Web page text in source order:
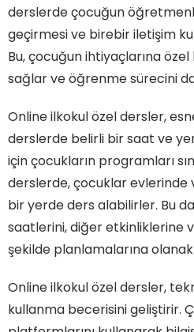
derslerde çocuğun
geçirmesi ve birebir iletişim
Bu, çocuğun ihtiyaçlarına
sağlar ve öğrenme sürecini
Online ilkokul özel dersler,
derslerde belirli bir saat ve
için çocukların programları
derslerde, çocuklar evlerinde
bir yerde ders alabilirler. Bu
saatlerini, diğer etkinliklerine
şekilde planlamalarına olanak
Online ilkokul özel dersler,
kullanma becerisini geliştirir.